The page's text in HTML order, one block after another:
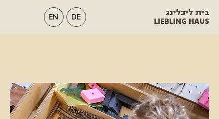
בית ליבלינג
LIEBLING HAUS
EN DE